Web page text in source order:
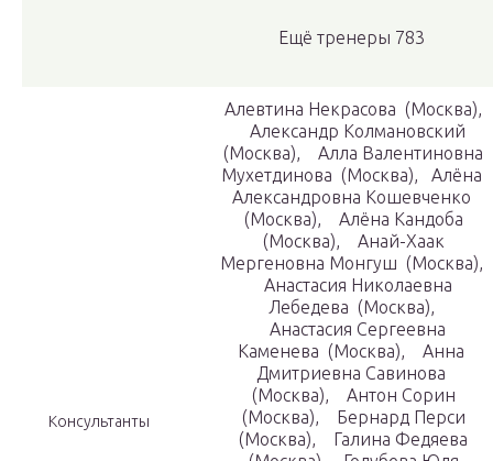
Ещё тренеры 783
Консультанты
Алевтина Некрасова (Москва),
Александр Колмановский
(Москва), Алла Валентиновна
Мухетдинова (Москва), Алёна
Александровна Кошевченко
(Москва), Алёна Кандоба
(Москва), Анай-Хаак
Мергеновна Монгуш (Москва),
Анастасия Николаевна
Лебедева (Москва),
Анастасия Сергеевна
Каменева (Москва), Анна
Дмитриевна Савинова
(Москва), Антон Сорин
(Москва), Бернард Перси
(Москва), Галина Федяева